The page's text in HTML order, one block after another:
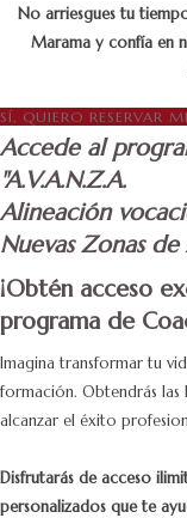
No arriesgues tu
Marama y confía en
SÍ, QUIERO RESERVAR
Accede al
"A.V.A.N.Z.A.
Alineación
Nuevas Zonas
¡Obtén acceso
programa de
Imagina transformar tu
formación. Obtendrás las
alcanzar el éxito
Disfrutarás de acceso
personalizados que te